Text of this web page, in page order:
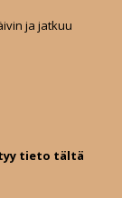
ja jatkuu
tieto tältä